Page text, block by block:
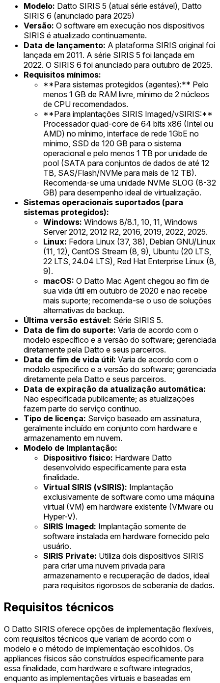
Modelo: Datto SIRIS 5 (atual série estável), Datto
SIRIS 6 (anunciado para 2025)
Versão: O software em execução nos dispositivos
SIRIS é atualizado continuamente.
Data de lançamento: A plataforma SIRIS original foi
lançada em 2011. A série SIRIS 5 foi lançada em
2022. O SIRIS 6 foi anunciado para outubro de 2025.
Requisitos mínimos:
**Para sistemas protegidos (agentes):** Pelo
menos 1 GB de RAM livre, mínimo de 2 núcleos
de CPU recomendados.
**Para implantações SIRIS Imaged/vSIRIS:**
Processador quad-core de 64 bits x86 (Intel ou
AMD) no mínimo, interface de rede 1GbE no
mínimo, SSD de 120 GB para o sistema
operacional e pelo menos 1 TB por unidade de
pool (SATA para conjuntos de dados de até 12
TB, SAS/Flash/NVMe para mais de 12 TB).
Recomenda-se uma unidade NVMe SLOG (8-32
GB) para desempenho ideal de virtualização.
Sistemas operacionais suportados (para
sistemas protegidos):
Windows: Windows 8/8.1, 10, 11, Windows
Server 2012, 2012 R2, 2016, 2019, 2022, 2025.
Linux: Fedora Linux (37, 38), Debian GNU/Linux
(11, 12), CentOS Stream (8, 9), Ubuntu (20 LTS,
22 LTS, 24.04 LTS), Red Hat Enterprise Linux (8,
9).
macOS: O Datto Mac Agent chegou ao fim de
sua vida útil em outubro de 2020 e não recebe
mais suporte; recomenda-se o uso de soluções
alternativas de backup.
Última versão estável: Série SIRIS 5.
Data de fim do suporte: Varia de acordo com o
modelo específico e a versão do software; gerenciada
diretamente pela Datto e seus parceiros.
Data de fim de vida útil: Varia de acordo com o
modelo específico e a versão do software; gerenciada
diretamente pela Datto e seus parceiros.
Data de expiração da atualização automática:
Não especificada publicamente; as atualizações
fazem parte do serviço contínuo.
Tipo de licença: Serviço baseado em assinatura,
geralmente incluído em conjunto com hardware e
armazenamento em nuvem.
Modelo de Implantação:
Dispositivo físico: Hardware Datto
desenvolvido especificamente para esta
finalidade.
Virtual SIRIS (vSIRIS): Implantação
exclusivamente de software como uma máquina
virtual (VM) em hardware existente (VMware ou
Hyper-V).
SIRIS Imaged: Implantação somente de
software instalada em hardware fornecido pelo
usuário.
SIRIS Private: Utiliza dois dispositivos SIRIS
para criar uma nuvem privada para
armazenamento e recuperação de dados, ideal
para requisitos rigorosos de soberania de dados.
Requisitos técnicos
O Datto SIRIS oferece opções de implementação flexíveis,
com requisitos técnicos que variam de acordo com o
modelo e o método de implementação escolhidos. Os
appliances físicos são construídos especificamente para
essa finalidade, com hardware e software integrados,
enquanto as implementações virtuais e baseadas em